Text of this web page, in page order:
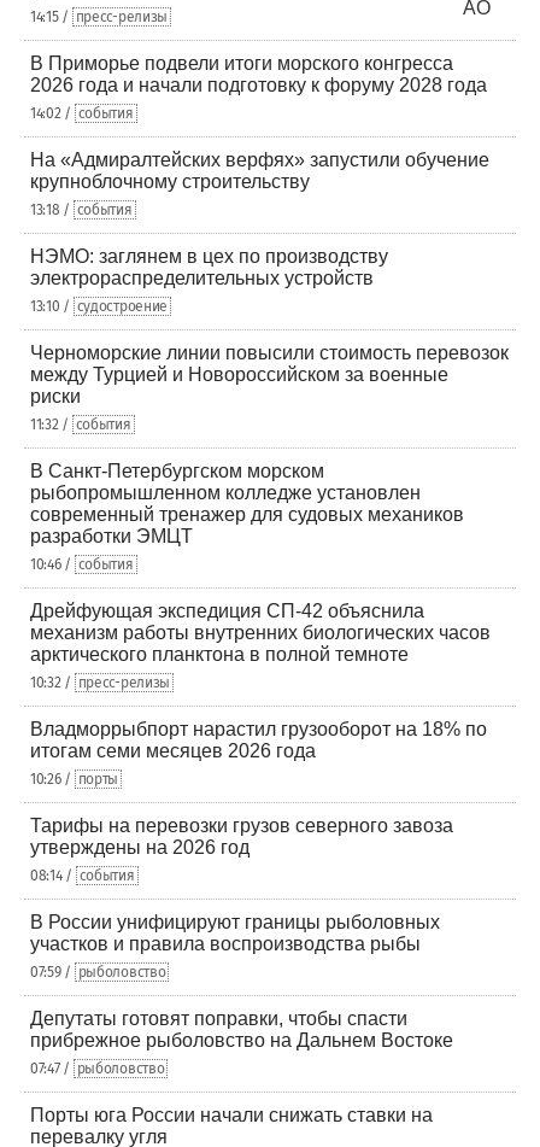
14:15 / пресс-релизы
В Приморье подвели итоги морского конгресса
2026 года и начали подготовку к форуму 2028 года
14:02 / события
На «Адмиралтейских верфях» запустили обучение
крупноблочному строительству
13:18 / события
НЭМО: заглянем в цех по производству
электрораспределительных устройств
13:10 / судостроение
Черноморские линии повысили стоимость перевозок
между Турцией и Новороссийском за военные
риски
11:32 / события
В Санкт-Петербургском морском
рыбопромышленном колледже установлен
современный тренажер для судовых механиков
разработки ЭМЦТ
10:46 / события
Дрейфующая экспедиция СП-42 объяснила
механизм работы внутренних биологических часов
арктического планктона в полной темноте
10:32 / пресс-релизы
Владморрыбпорт нарастил грузооборот на 18% по
итогам семи месяцев 2026 года
10:26 / порты
Тарифы на перевозки грузов северного завоза
утверждены на 2026 год
08:14 / события
В России унифицируют границы рыболовных
участков и правила воспроизводства рыбы
07:59 / рыболовство
Депутаты готовят поправки, чтобы спасти
прибрежное рыболовство на Дальнем Востоке
07:47 / рыболовство
Порты юга России начали снижать ставки на
перевалку угля